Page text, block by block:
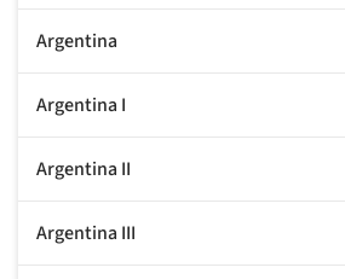
Argentina
Argentina I
Argentina II
Argentina III